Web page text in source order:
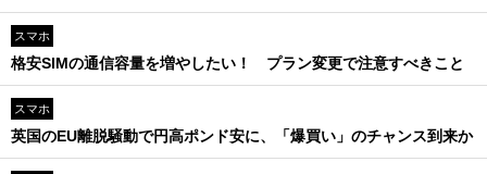
スマホ
格安SIMの通信容量を増やしたい！ プラン変更で注意すべきこと
スマホ
英国のEU離脱騒動で円高ポンド安に、「爆買い」のチャンス到来か